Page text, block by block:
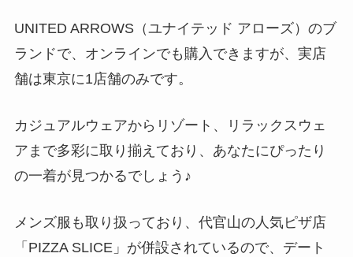
UNITED ARROWS（ユナイテッド アローズ）のブ
ランドで、オンラインでも購入できますが、実店
舗は東京に1店舗のみです。
カジュアルウェアからリゾート、リラックスウェ
アまで多彩に取り揃えており、あなたにぴったり
の一着が見つかるでしょう♪
メンズ服も取り扱っており、代官山の人気ピザ店
「PIZZA SLICE」が併設されているので、デート